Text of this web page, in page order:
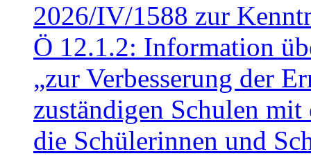
2026/IV/1588 zur
Ö 12.1.2: Information
„zur Verbesserung der
zuständigen Schulen
die Schülerinnen und